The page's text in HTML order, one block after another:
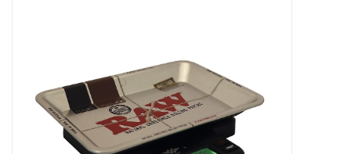
Health Supplies
Psychedelic